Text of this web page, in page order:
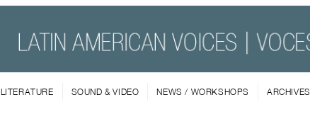
LITERATURE SOUND & VIDEO NEWS / WORKSHOPS ARCHIVES